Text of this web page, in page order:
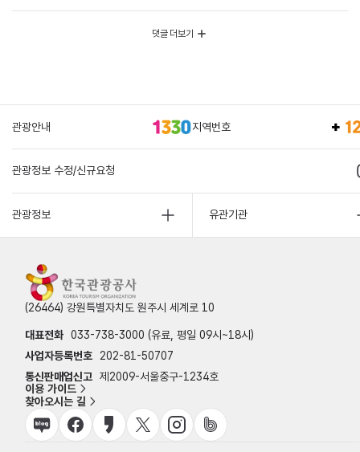
댓글 더보기
관광안내 지역번호
관광정보 수정/신규요청
관광정보 유관기관
(26464) 강원특별자치도 원주시 세계로 10
대표전화 033-738-3000 (유료, 평일 09시~18시)
사업자등록번호
202-81-50707
통신판매업신고 제2009-서울중구-1234호
이용 가이드
찾아오시는 길